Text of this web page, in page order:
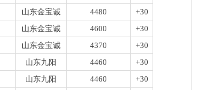
山东金宝诚 4480
+30
山东金宝诚 4600
+30
山东金宝诚 4370
+30
山东九阳 4460
+30
山东九阳 4460
+30